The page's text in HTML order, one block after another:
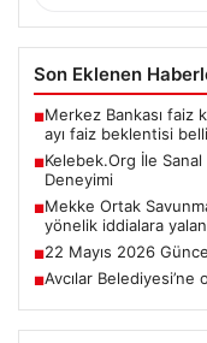
Son Eklenen
■Merkez Bankası faiz
ayı faiz beklentisi
■Kelebek.Org İle
Deneyimi
■Mekke Ortak
yönelik iddialara
■22 Mayıs 2026
■Avcılar Belediyesi’ne